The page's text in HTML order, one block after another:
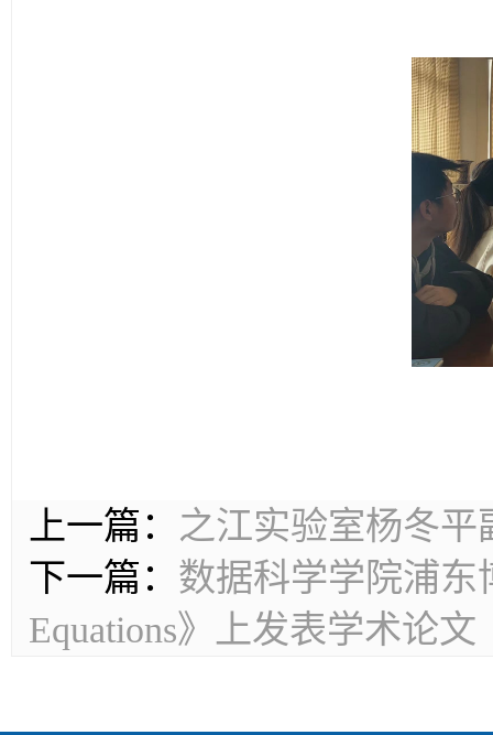
上一篇： 之江实验室杨冬
下一篇： 数据科学学院浦东
Equations》上发表学术论文